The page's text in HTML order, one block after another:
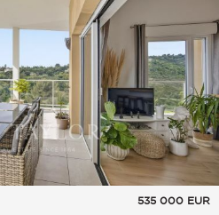
535 000 EUR